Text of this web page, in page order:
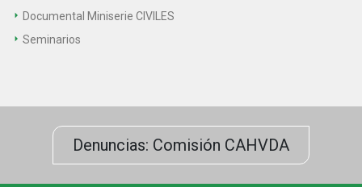
Documental Miniserie CIVILES
Seminarios
Denuncias: Comisión CAHVDA